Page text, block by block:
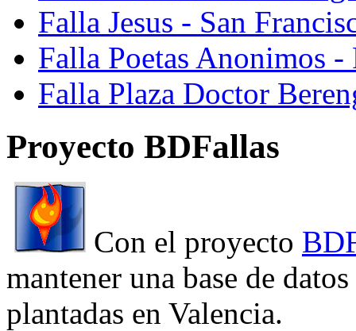
Falla Jesus - San
Falla Poetas Anonimos
Falla Plaza Doctor
Proyecto BDFallas
Con el proyecto
mantener una base de
plantadas en Valencia.